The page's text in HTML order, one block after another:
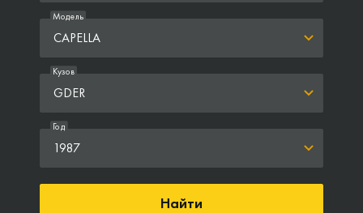
CAPELLA
Модель
GDER
Кузов
1987
Год
Найти